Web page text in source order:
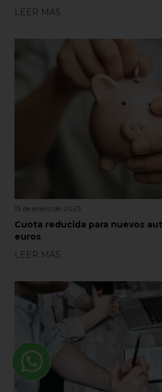
LEER MÁS
13 de enero de 2023
Cuota reducida para nuevos
euros
LEER MÁS